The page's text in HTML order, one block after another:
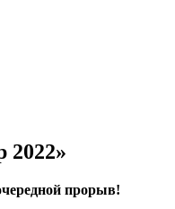
2022»
прорыв!